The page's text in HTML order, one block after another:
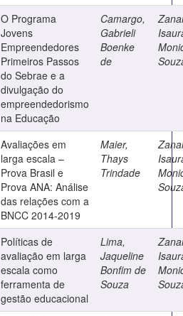
O Programa
Jovens
Empreendedores
Primeiros Passos
do Sebrae e a
divulgação do
empreendedorismo
na Educação
Camargo,
Gabrieli
Boenke
de
Avaliações em
larga escala –
Prova Brasil e
Prova ANA: Análise
das relações com a
BNCC 2014-2019
Maier,
Thays
Trindade
Políticas de
avaliação em larga
escala como
ferramenta de
gestão educacional
Lima,
Jaqueline
Bonfim de
Souza